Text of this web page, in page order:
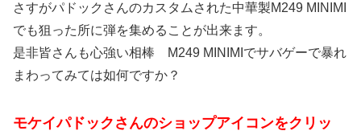
さすがパドックさんのカスタムされた中華製M249 MINIMI
でも狙った所に弾を集めることが出来ます。
是非皆さんも心強い相棒 M249 MINIMIでサバゲーで暴れ
まわってみては如何ですか？
モケイパドックさんのショップアイコンをクリッ